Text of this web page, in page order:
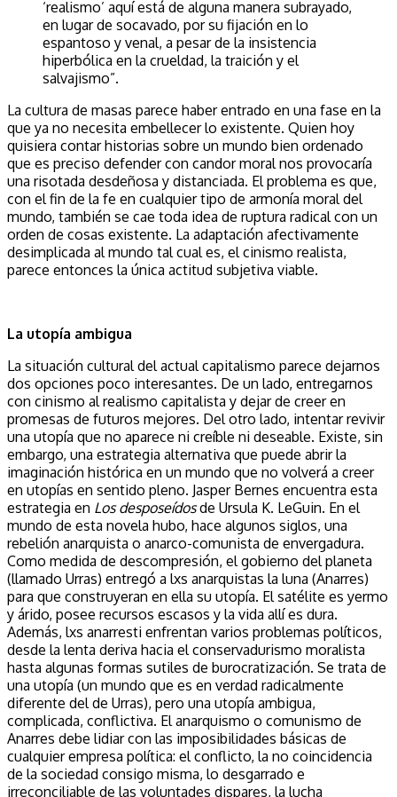
‘realismo’ aquí está de alguna manera subrayado,
en lugar de socavado, por su fijación en lo
espantoso y venal, a pesar de la insistencia
hiperbólica en la crueldad, la traición y el
salvajismo”.
La cultura de masas parece haber entrado en una fase en la
que ya no necesita embellecer lo existente. Quien hoy
quisiera contar historias sobre un mundo bien ordenado
que es preciso defender con candor moral nos provocaría
una risotada desdeñosa y distanciada. El problema es que,
con el fin de la fe en cualquier tipo de armonía moral del
mundo, también se cae toda idea de ruptura radical con un
orden de cosas existente. La adaptación afectivamente
desimplicada al mundo tal cual es, el cinismo realista,
parece entonces la única actitud subjetiva viable.
La utopía ambigua
La situación cultural del actual capitalismo parece dejarnos
dos opciones poco interesantes. De un lado, entregarnos
con cinismo al realismo capitalista y dejar de creer en
promesas de futuros mejores. Del otro lado, intentar revivir
una utopía que no aparece ni creíble ni deseable. Existe, sin
embargo, una estrategia alternativa que puede abrir la
imaginación histórica en un mundo que no volverá a creer
en utopías en sentido pleno. Jasper Bernes encuentra esta
estrategia en Los desposeídosde Ursula K. LeGuin. En el
mundo de esta novela hubo, hace algunos siglos, una
rebelión anarquista o anarco-comunista de envergadura.
Como medida de descompresión, el gobierno del planeta
(llamado Urras) entregó a lxs anarquistas la luna (Anarres)
para que construyeran en ella su utopía. El satélite es yermo
y árido, posee recursos escasos y la vida allí es dura.
Además, lxs anarresti enfrentan varios problemas políticos,
desde la lenta deriva hacia el conservadurismo moralista
hasta algunas formas sutiles de burocratización. Se trata de
una utopía (un mundo que es en verdad radicalmente
diferente del de Urras), pero una utopía ambigua,
complicada, conflictiva. El anarquismo o comunismo de
Anarres debe lidiar con las imposibilidades básicas de
cualquier empresa política: el conflicto, la no coincidencia
de la sociedad consigo misma, lo desgarrado e
irreconciliable de las voluntades dispares, la lucha